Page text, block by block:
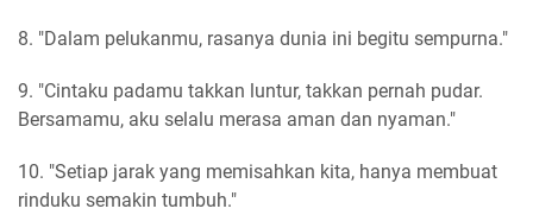
8. "Dalam pelukanmu, rasanya dunia ini begitu sempurna."
9. "Cintaku padamu takkan luntur, takkan pernah pudar.
Bersamamu, aku selalu merasa aman dan nyaman."
10. "Setiap jarak yang memisahkan kita, hanya membuat
rinduku semakin tumbuh."